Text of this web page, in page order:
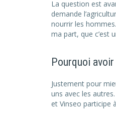
La question est
demande
nourrir les
ma part, que c’est
Pourquoi avoir
Justement pour
uns avec les
et Vinseo participe